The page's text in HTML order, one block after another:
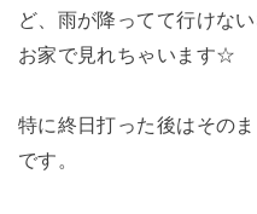
ど、雨が降ってて行けな
お家で見れちゃいます☆
特に終日打った後はその
です。